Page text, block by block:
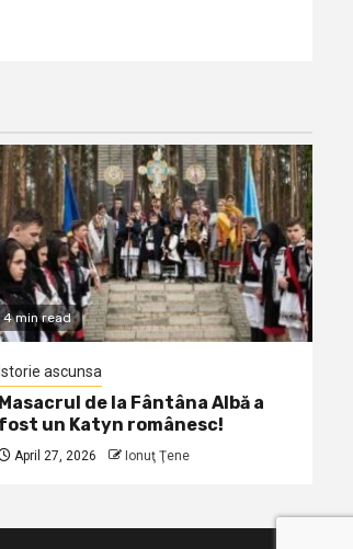
4 min read
Istorie ascunsa
Masacrul de la Fântâna Albă a
fost un Katyn românesc!
April 27, 2026 Ionuţ Ţene